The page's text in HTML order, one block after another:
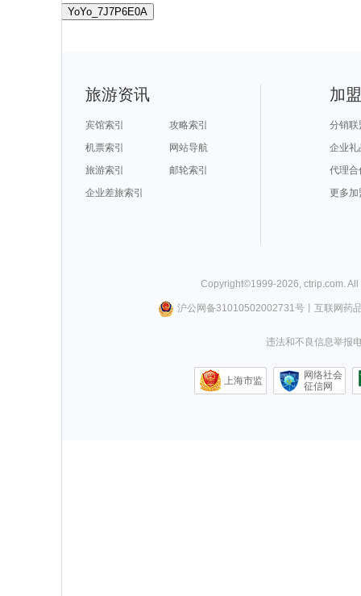
YoYo_7J7P6E0A
旅游资讯
宾馆索引
攻略索引
机票索引
网站导航
旅游索引
邮轮索引
企业差旅索引
加
分销联
企业礼
代理合
更多加
Copyright©1999-2026 ctrip.com .
沪公网备31010502002731号丨 互联网药
违法和不良信息举报
上海市监
网络社会
征信网